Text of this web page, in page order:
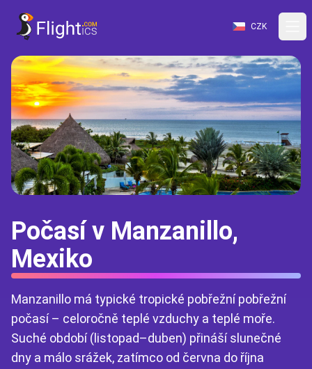
CZK
Počasí v Manzanillo,
Mexiko
Manzanillo má typické tropické pobřežní pobřežní
počasí – celoročně teplé vzduchy a teplé moře.
Suché období (listopad–duben) přináší slunečné
dny a málo srážek, zatímco od června do října